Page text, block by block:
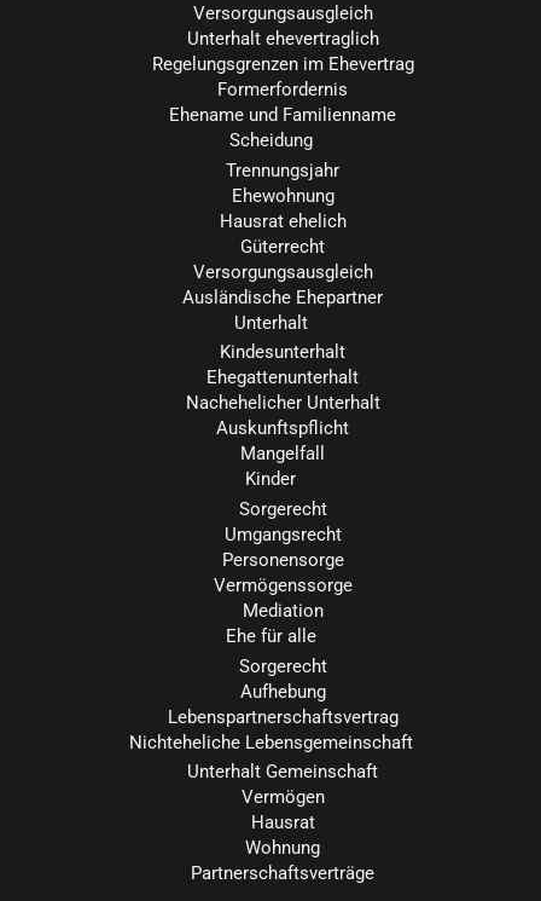
Versorgungsausgleich
Unterhalt ehevertraglich
Regelungsgrenzen im Ehevertrag
Formerfordernis
Ehename und Familienname
Scheidung
Trennungsjahr
Ehewohnung
Hausrat ehelich
Güterrecht
Versorgungsausgleich
Ausländische Ehepartner
Unterhalt
Kindesunterhalt
Ehegattenunterhalt
Nachehelicher Unterhalt
Auskunftspflicht
Mangelfall
Kinder
Sorgerecht
Umgangsrecht
Personensorge
Vermögenssorge
Mediation
Ehe für alle
Sorgerecht
Aufhebung
Lebenspartnerschaftsvertrag
Nichteheliche Lebensgemeinschaft
Unterhalt Gemeinschaft
Vermögen
Hausrat
Wohnung
Partnerschaftsverträge